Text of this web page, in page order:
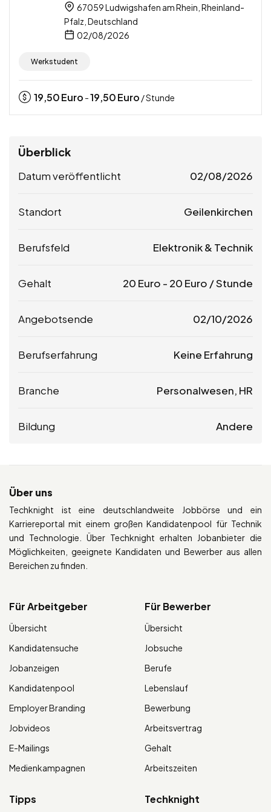
67059 Ludwigshafen am Rhein, Rheinland-
Pfalz, Deutschland
02/08/2026
Werkstudent
19,50Euro -19,50Euro / Stunde
Überblick
Datum veröffentlicht 02/08/2026
Standort Geilenkirchen
Berufsfeld Elektronik & Technik
Gehalt 20 Euro - 20 Euro / Stunde
Angebotsende 02/10/2026
Berufserfahrung Keine Erfahrung
Branche Personalwesen, HR
Bildung Andere
Über uns
Techknight ist eine deutschlandweite Jobbörse und ein
Karriereportal mit einem großen Kandidatenpool für Technik
und Technologie. Über Techknight erhalten Jobanbieter die
Möglichkeiten, geeignete Kandidaten und Bewerber aus allen
Bereichen zu finden.
Für Arbeitgeber
Übersicht
Kandidatensuche
Jobanzeigen
Kandidatenpool
Employer Branding
Jobvideos
E-Mailings
Medienkampagnen
Für Bewerber
Übersicht
Jobsuche
Berufe
Lebenslauf
Bewerbung
Arbeitsvertrag
Gehalt
Arbeitszeiten
Tipps Techknight